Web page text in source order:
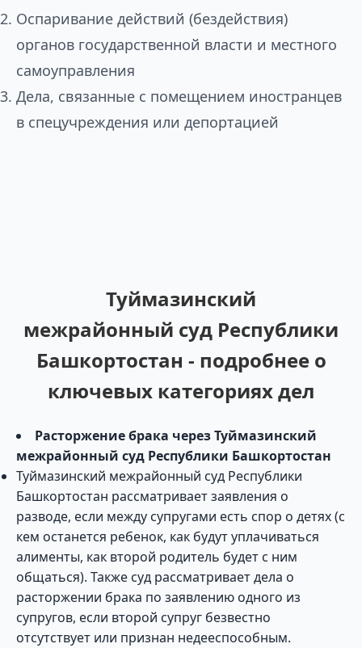
Оспаривание действий (бездействия)
органов государственной власти и местного
самоуправления
Дела, связанные с помещением иностранцев
в спецучреждения или депортацией
Туймазинский
межрайонный суд Республики
Башкортостан - подробнее о
ключевых категориях дел
Расторжение брака через Туймазинский
межрайонный суд Республики Башкортостан
Туймазинский межрайонный суд Республики
Башкортостан рассматривает заявления о
разводе, если между супругами есть спор о детях (с
кем останется ребенок, как будут уплачиваться
алименты, как второй родитель будет с ним
общаться). Также суд рассматривает дела о
расторжении брака по заявлению одного из
супругов, если второй супруг безвестно
отсутствует или признан недееспособным.